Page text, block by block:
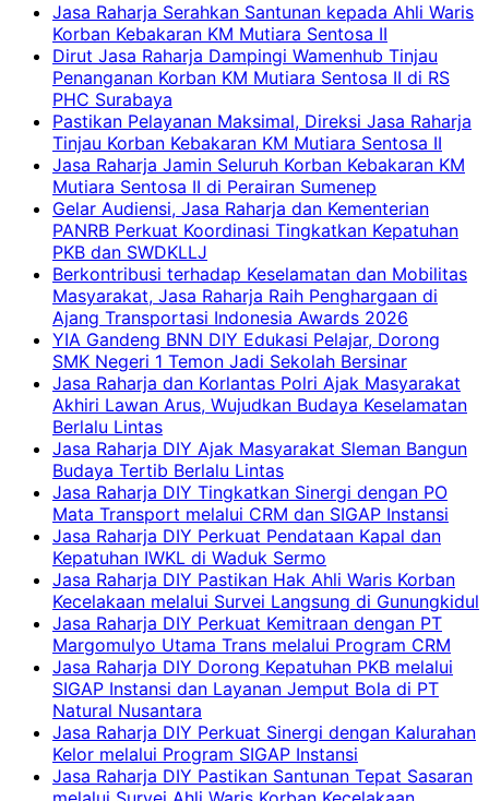
Jasa Raharja Serahkan Santunan kepada Ahli Waris
Korban Kebakaran KM Mutiara Sentosa II
Dirut Jasa Raharja Dampingi Wamenhub Tinjau
Penanganan Korban KM Mutiara Sentosa II di RS
PHC Surabaya
Pastikan Pelayanan Maksimal, Direksi Jasa Raharja
Tinjau Korban Kebakaran KM Mutiara Sentosa II
Jasa Raharja Jamin Seluruh Korban Kebakaran KM
Mutiara Sentosa II di Perairan Sumenep
Gelar Audiensi, Jasa Raharja dan Kementerian
PANRB Perkuat Koordinasi Tingkatkan Kepatuhan
PKB dan SWDKLLJ
Berkontribusi terhadap Keselamatan dan Mobilitas
Masyarakat, Jasa Raharja Raih Penghargaan di
Ajang Transportasi Indonesia Awards 2026
YIA Gandeng BNN DIY Edukasi Pelajar, Dorong
SMK Negeri 1 Temon Jadi Sekolah Bersinar
Jasa Raharja dan Korlantas Polri Ajak Masyarakat
Akhiri Lawan Arus, Wujudkan Budaya Keselamatan
Berlalu Lintas
Jasa Raharja DIY Ajak Masyarakat Sleman Bangun
Budaya Tertib Berlalu Lintas
Jasa Raharja DIY Tingkatkan Sinergi dengan PO
Mata Transport melalui CRM dan SIGAP Instansi
Jasa Raharja DIY Perkuat Pendataan Kapal dan
Kepatuhan IWKL di Waduk Sermo
Jasa Raharja DIY Pastikan Hak Ahli Waris Korban
Kecelakaan melalui Survei Langsung di Gunungkidul
Jasa Raharja DIY Perkuat Kemitraan dengan PT
Margomulyo Utama Trans melalui Program CRM
Jasa Raharja DIY Dorong Kepatuhan PKB melalui
SIGAP Instansi dan Layanan Jemput Bola di PT
Natural Nusantara
Jasa Raharja DIY Perkuat Sinergi dengan Kalurahan
Kelor melalui Program SIGAP Instansi
Jasa Raharja DIY Pastikan Santunan Tepat Sasaran